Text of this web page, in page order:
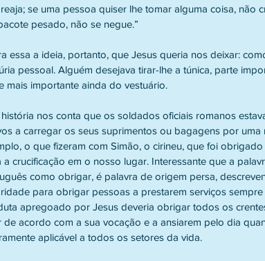
se uma pessoa quiser lhe tomar alguma coisa, não
pesado, não se negue.”
pessoal. Alguém desejava tirar-lhe a túnica, parte
mais importante ainda do vestuário.
a carregar os seus suprimentos ou bagagens por
o que fizeram com Simão, o cirineu, que foi
a crucificação em o nosso lugar. Interessante que a
como obrigar, é palavra de origem persa,
para obrigar pessoas a prestarem serviços
apregoado por Jesus deveria obrigar todos os
de acordo com a sua vocação e a ansiarem pelo dia
aplicável a todos os setores da vida.